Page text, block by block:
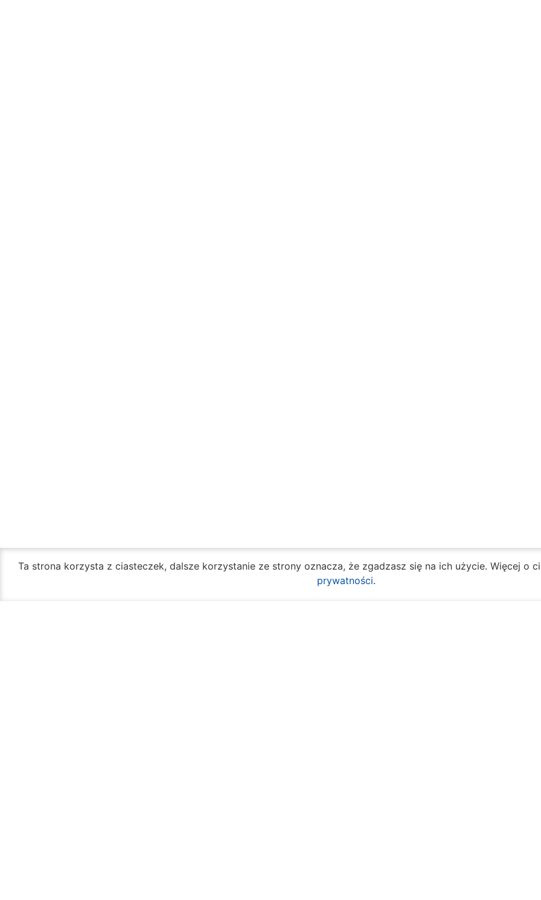
Ta strona korzysta z ciasteczek, dalsze korzystanie ze strony oznacza, że zgadzasz się na ich użycie. Więcej o
prywatności.